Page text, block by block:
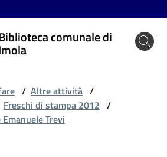
comunale di
/ Altre attività /
Freschi di stampa 2012 /
Trevi